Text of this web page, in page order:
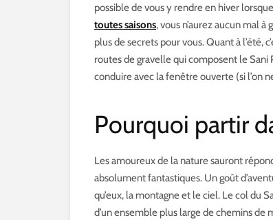
possible de vous y rendre en hiver
toutes saisons, vous n’aurez aucun mal
plus de secrets pour vous. Quant à l’été,
routes de gravelle qui composent le Sani
conduire avec la fenêtre ouverte (si l’on
Pourquoi partir
Les amoureux de la nature sauront
absolument fantastiques. Un goût
qu’eux, la montagne et le ciel. Le col du
d’un ensemble plus large de chemins de